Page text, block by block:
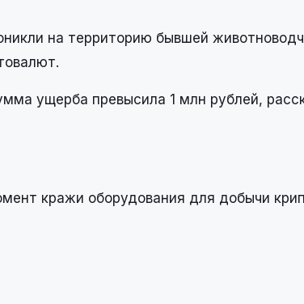
на территорию бывшей
ущерба превысила 1 млн рублей,
кражи оборудования для добычи